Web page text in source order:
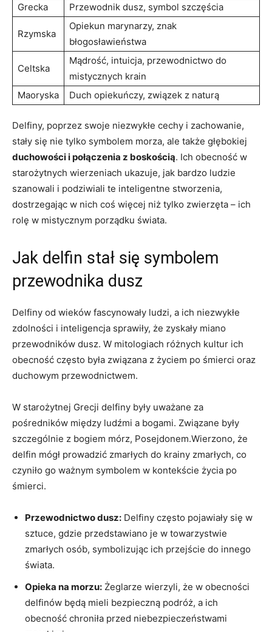
Grecka
Przewodnik dusz, symbol szczęścia
Rzymska
Opiekun marynarzy, znak
błogosławieństwa
Celtska
Mądrość, intuicja, przewodnictwo do
mistycznych krain
Maoryska
Duch opiekuńczy, związek z naturą
Delfiny, poprzez swoje niezwykłe cechy i zachowanie,
stały się nie tylko symbolem morza, ale także głębokiej
duchowości i połączenia z boskością. Ich obecność w
starożytnych wierzeniach ukazuje, jak bardzo ludzie
szanowali i podziwiali te inteligentne stworzenia,
dostrzegając w nich coś więcej niż tylko zwierzęta – ich
rolę w mistycznym porządku świata.
Jak delfin stał się symbolem
przewodnika dusz
Delfiny od wieków fascynowały ludzi, a ich niezwykłe
zdolności i inteligencja sprawiły, że zyskały miano
przewodników dusz. W mitologiach różnych kultur ich
obecność często była związana z życiem po śmierci oraz
duchowym przewodnictwem.
W starożytnej Grecji delfiny były uważane za
pośredników między ludźmi a bogami. Związane były
szczególnie z bogiem mórz, Posejdonem.Wierzono, że
delfin mógł prowadzić zmarłych do krainy zmarłych, co
czyniło go ważnym symbolem w kontekście życia po
śmierci.
Przewodnictwo dusz: Delfiny często pojawiały się w
sztuce, gdzie przedstawiano je w towarzystwie
zmarłych osób, symbolizując ich przejście do innego
świata.
Opieka na morzu: Żeglarze wierzyli, że w obecności
delfinów będą mieli bezpieczną podróż, a ich
obecność chroniła przed niebezpieczeństwami